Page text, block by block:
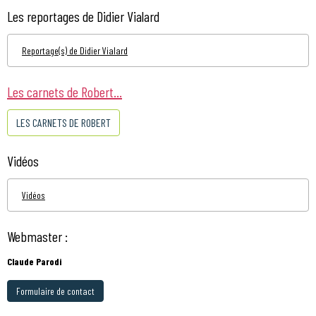
Les reportages de Didier Vialard
Reportage(s) de Didier Vialard
Les carnets de Robert...
LES CARNETS DE ROBERT
Vidéos
Vidéos
Webmaster :
Claude Parodi
Formulaire de contact